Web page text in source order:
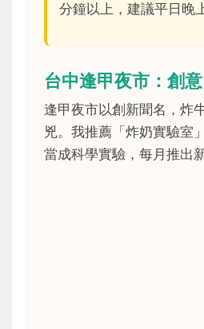
分鐘以上，建議平日晚
台中逢甲夜市：創
逢甲夜市以創新聞名，炸
兇。我推薦「炸奶實驗室
當成科學實驗，每月推出